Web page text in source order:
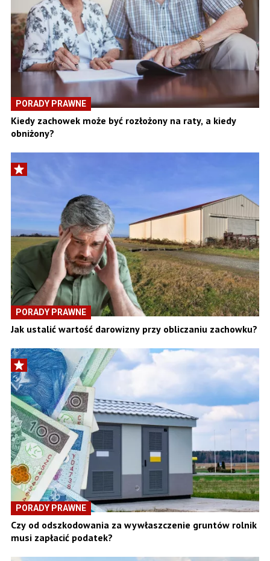
PORADY PRAWNE
Kiedy zachowek może być rozłożony na raty, a kiedy
obniżony?
PORADY PRAWNE
Jak ustalić wartość darowizny przy obliczaniu zachowku?
PORADY PRAWNE
Czy od odszkodowania za wywłaszczenie gruntów rolnik
musi zapłacić podatek?